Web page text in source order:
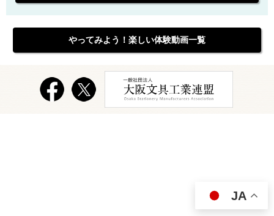
やってみよう！楽しい体験動画一覧
JA